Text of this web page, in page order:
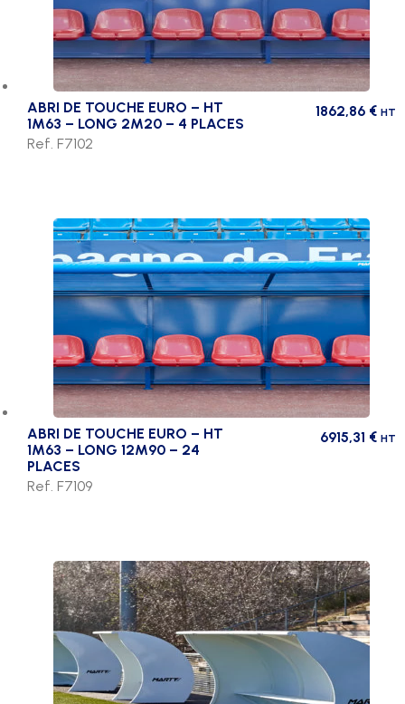
ABRI DE TOUCHE EURO – HT
1M63 – LONG 2M20 – 4 PLACES
1862,86 € HT
Ref. F7102
ABRI DE TOUCHE EURO – HT
1M63 – LONG 12M90 – 24
PLACES
6915,31 € HT
Ref. F7109